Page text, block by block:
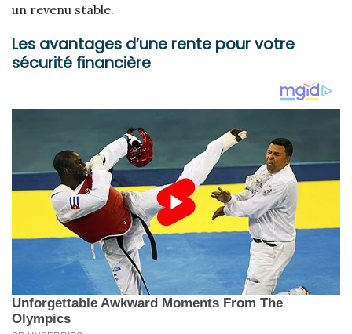
un revenu stable.
Les avantages d’une rente pour votre
sécurité financière